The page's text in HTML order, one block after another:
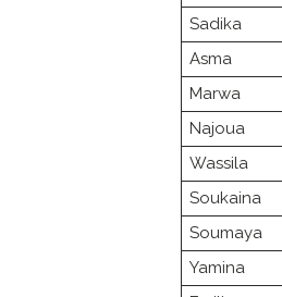
Sadika
Asma
Marwa
Najoua
Wassila
Soukaina
Soumaya
Yamina